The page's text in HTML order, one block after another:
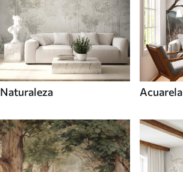
Naturaleza Acuarela